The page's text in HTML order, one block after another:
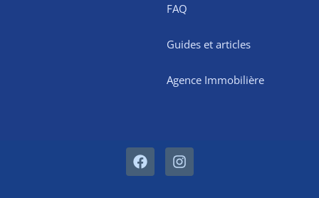
FAQ
Guides et articles
Agence Immobilière